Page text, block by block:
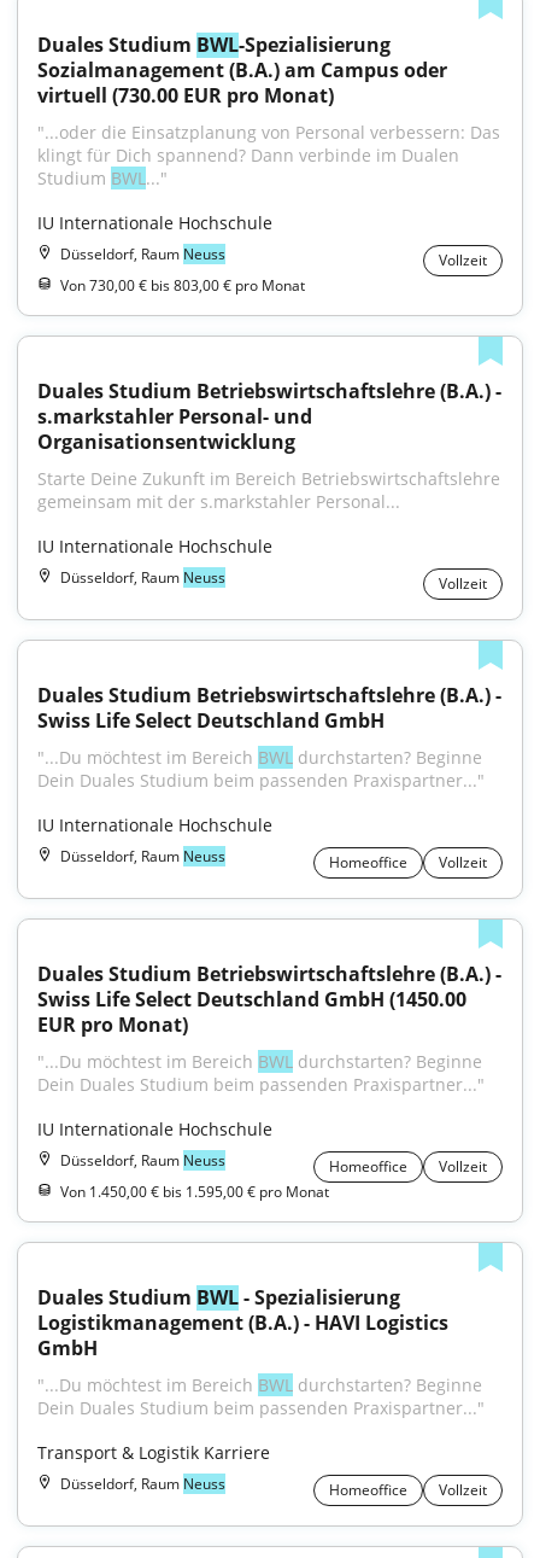
Duales Studium BWL-Spezialisierung
Sozialmanagement (B.A.) am Campus oder
virtuell (730.00 EUR pro Monat)
"...oder die Einsatzplanung von Personal verbessern: Das
klingt für Dich spannend? Dann verbinde im Dualen
Studium BWL..."
IU Internationale Hochschule
Düsseldorf, Raum Neuss
Vollzeit
Von 730,00 € bis 803,00 € pro Monat
Duales Studium Betriebswirtschaftslehre (B.A.) -
s.markstahler Personal- und
Organisationsentwicklung
Starte Deine Zukunft im Bereich Betriebswirtschaftslehre
gemeinsam mit der s.markstahler Personal...
IU Internationale Hochschule
Düsseldorf, Raum Neuss Vollzeit
Duales Studium Betriebswirtschaftslehre (B.A.) -
Swiss Life Select Deutschland GmbH
"...Du möchtest im Bereich BWL durchstarten? Beginne
Dein Duales Studium beim passenden Praxispartner..."
IU Internationale Hochschule
Düsseldorf, Raum Neuss Homeoffice Vollzeit
Duales Studium Betriebswirtschaftslehre (B.A.) -
Swiss Life Select Deutschland GmbH (1450.00
EUR pro Monat)
"...Du möchtest im Bereich BWL durchstarten? Beginne
Dein Duales Studium beim passenden Praxispartner..."
IU Internationale Hochschule
Düsseldorf, Raum Neuss Homeoffice
Vollzeit
Von 1.450,00 € bis 1.595,00 € pro Monat
Duales Studium BWL - Spezialisierung
Logistikmanagement (B.A.) - HAVI Logistics
GmbH
"...Du möchtest im Bereich BWL durchstarten? Beginne
Dein Duales Studium beim passenden Praxispartner..."
Transport & Logistik Karriere
Düsseldorf, Raum Neuss Homeoffice Vollzeit